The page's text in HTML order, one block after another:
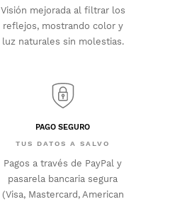
Visión mejorada al filtrar los
reflejos, mostrando color y
luz naturales sin molestias.
PAGO SEGURO
TUS DATOS A SALVO
Pagos a través de PayPal y
pasarela bancaria segura
(Visa, Mastercard, American